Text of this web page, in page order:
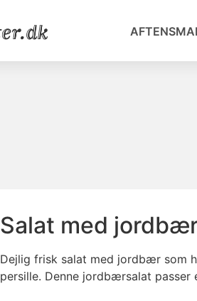
Salat med
Dejlig frisk salat med jordbær som
persille. Denne jordbærsalat